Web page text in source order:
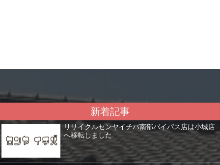
新着記事
リサイクルセンヤイチバ南部バイパス店は小城店
へ移転しました